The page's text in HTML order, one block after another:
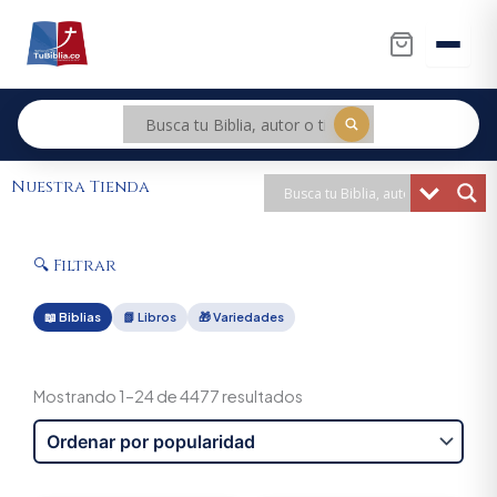
contenido
Nuestra Tienda
🔍 Filtrar
📖 Biblias 📗 Libros 🎁 Variedades
Mostrando 1–24 de 4477 resultados